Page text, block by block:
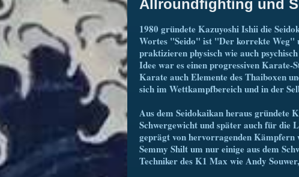
Allroundfighting und
1980 gründete Kazuyoshi Ishii die
Wortes "Seido" ist "Der korrekte Weg"
praktizieren physisch wie auch
Idee war es einen progressiven Karate-
Karate auch Elemente des Thaiboxen
sich im Wettkampfbereich und in der
Aus dem Seidokaikan heraus gründete
Schwergewicht und später auch für die
geprägt von hervorragenden
Semmy Shilt um nur einige aus dem
Techniker des K1 Max wie Andy